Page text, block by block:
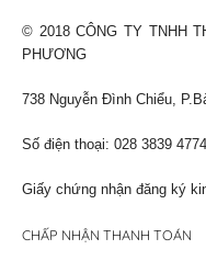
© 2018 CÔNG TY TNHH
PHƯƠNG
738 Nguyễn Đình Chiểu,
Số điện thoại: 028 3839
Giấy chứng nhận đăng ký
CHẤP NHẬN THANH TOÁN